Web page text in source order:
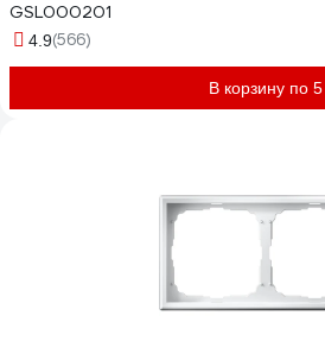
GSL000201
4.9(566)
В корзину по 5